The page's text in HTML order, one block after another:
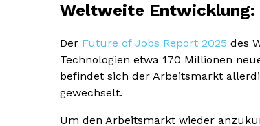
Weltweite Entwicklung:
Der Future of Jobs Report 2025 des
Technologien etwa 170 Millionen
befindet sich der Arbeitsmarkt
gewechselt.
Um den Arbeitsmarkt wieder